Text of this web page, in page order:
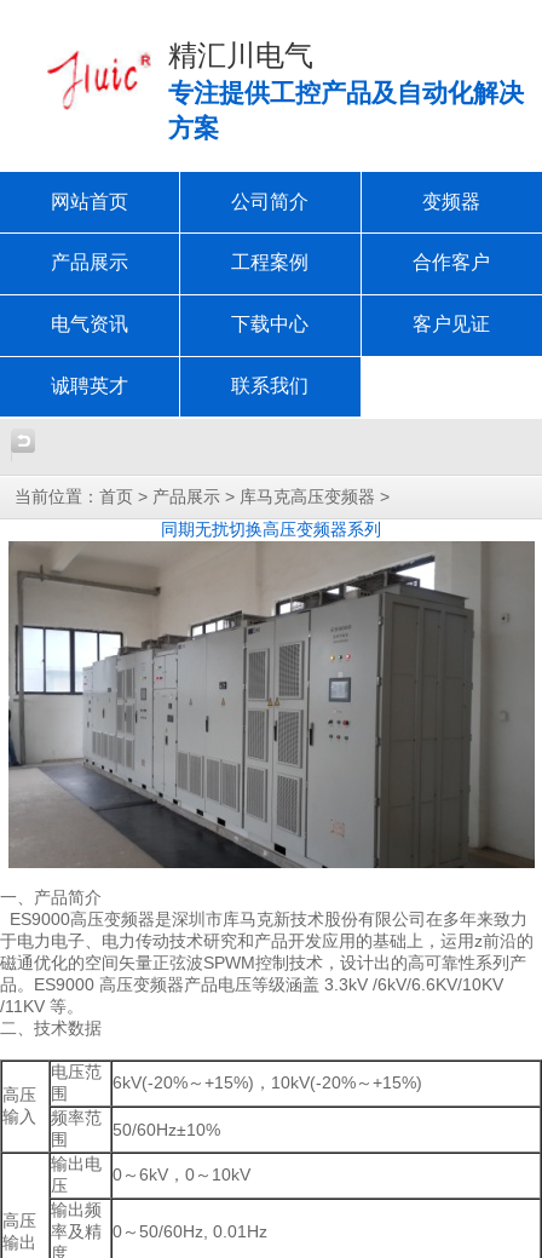
精汇川电气
专注提供工控产品及自动化解决
方案
网站首页 公司简介 变频器
产品展示 工程案例 合作客户
电气资讯 下载中心 客户见证
诚聘英才 联系我们
当前位置： 首页 > 产品展示 > 库马克高压变频器 >
同期无扰切换高压变频器系列
一、产品简介
ES9000高压变频器是深圳市库马克新技术股份有限公司在多年来致力
于电力电子、电力传动技术研究和产品开发应用的基础上，运用z前沿的
磁通优化的空间矢量正弦波SPWM控制技术，设计出的高可靠性系列产
品。ES9000 高压变频器产品电压等级涵盖 3.3kV /6kV/6.6KV/10KV
/11KV 等。
二、技术数据
高压
输入
电压范
围
6kV(-20%～+15%)，10kV(-20%～+15%)
频率范
围
50/60Hz±10%
高压
输出
输出电
压
0～6kV，0～10kV
输出频
率及精
度
0～50/60Hz, 0.01Hz